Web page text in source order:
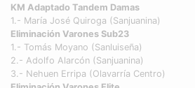
KM Adaptado Tandem Damas
1.- María José Quiroga (Sanjuanina)
Eliminación Varones Sub23
1.- Tomás Moyano (Sanluiseña)
2.- Adolfo Alarcón (Sanjuanina)
3.- Nehuen Erripa (Olavarría Centro)